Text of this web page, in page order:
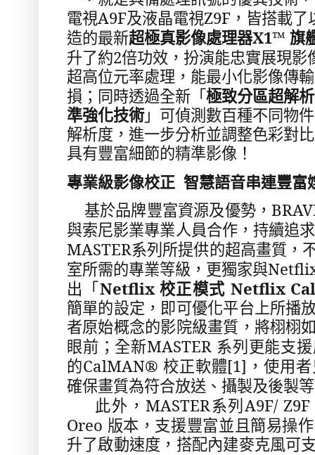
電視A9F及液晶電視Z9F ，皆搭載
造的最新超極真影像處理器X1™ 旗
升了約2倍功效，扮演能忠實展現影
超高位元率處理，能最小化影像傳
損；同時透過全新「 極致分區超解
準強化技術」可偵測數百種不同物
解析度，進一步分析並調整色彩對
具有豐富細節的精準影像！
專業級影像校正 智慧語音串連豐富
基於品牌豐富資源及優勢，
與索尼影業專業人員合作，持續追
MASTER系列所提供的超高畫質，
室所需的專業等級，更獨家與
出「 Netflix校正模式 Netflix
簡單的設定，即可優化平台上所播
者原始概念的影院級畫質，將栩栩
眼前；全新MASTER 系列更能支
的CalMAN® 校正軟體[1] ，使用
確保畫質為符合放送、攝製及後製
此外， MASTER系列A9F/
Oreo 版本，支援豐富並且簡易操
升了啟動速度，搭配內建麥克風可